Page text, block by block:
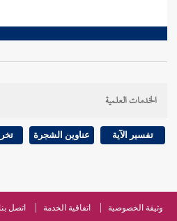
الخدمات العلمية
تفسير الآية عناوين الشجرة
وثيقة الخصوصية اتفاقية الخدمة اتصل بنا